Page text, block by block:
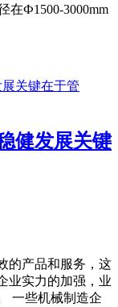
在Ф1500-3000mm
健发展关键
的产品和服务，这
业实力的加强，业
一些机械制造企